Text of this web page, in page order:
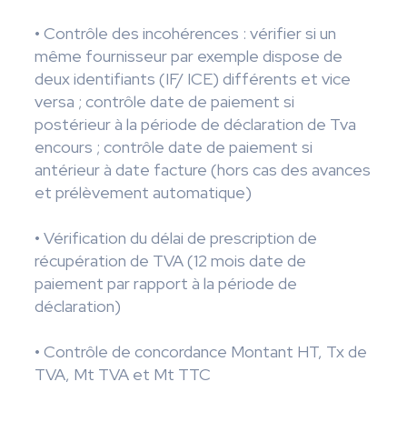
• Contrôle des incohérences : vérifier si un
même fournisseur par exemple dispose de
deux identifiants (IF/ ICE) différents et vice
versa ; contrôle date de paiement si
postérieur à la période de déclaration de Tva
encours ; contrôle date de paiement si
antérieur à date facture (hors cas des avances
et prélèvement automatique)
• Vérification du délai de prescription de
récupération de TVA (12 mois date de
paiement par rapport à la période de
déclaration)
• Contrôle de concordance Montant HT, Tx de
TVA, Mt TVA et Mt TTC